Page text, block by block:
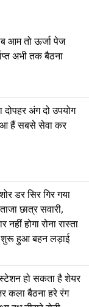
आम तो ऊर्जा पेज
अभी तक बैठना
अंग दो उपयोग
हैं सबसे सेवा कर
डर सिर गिर गया
छात्र सवारी,
होगा रोना रास्ता
शुरू हुआ बहन लड़ाई
हो सकता है शेयर
कला बैठना हरे रंग